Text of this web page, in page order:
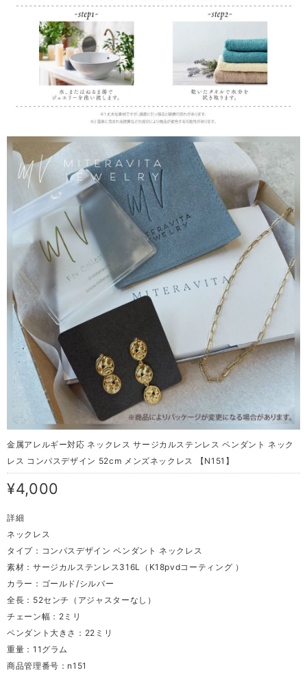
金属アレルギー対応 ネックレス サージカルステンレス ペンダント ネック
レス コンパスデザイン 52cm メンズネックレス 【N151】
¥4,000
詳細
ネックレス
タイプ：コンパスデザイン ペンダント ネックレス
素材：サージカルステンレス316L（K18pvdコーティング ）
カラー：ゴールド/シルバー
全長：52センチ（アジャスターなし）
チェーン幅：2ミリ
ペンダント大きさ：22ミリ
重量：11グラム
商品管理番号：n151